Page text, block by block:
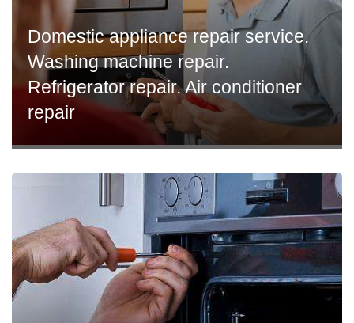
Domestic appliance repair service.
Washing machine repair.
Refrigerator repair. Air conditioner
repair